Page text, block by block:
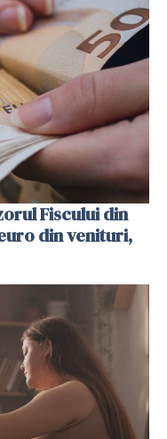
Fiscului din
din venituri,